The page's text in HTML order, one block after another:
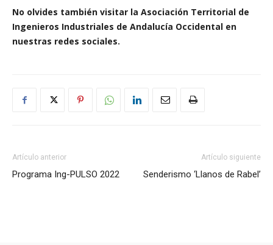
No olvides también visitar la Asociación Territorial de
Ingenieros Industriales de Andalucía Occidental en
nuestras redes sociales.
Artículo anterior
Programa Ing-PULSO 2022
Artículo siguiente
Senderismo ‘Llanos de Rabel’